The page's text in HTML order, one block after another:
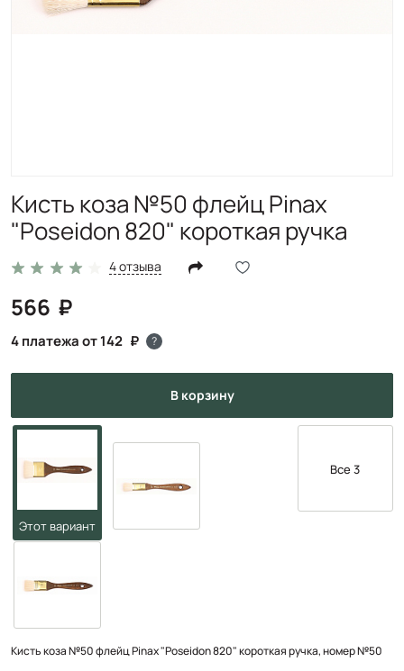
Кисть коза №50 флейц Pinax
"Poseidon 820" короткая ручка
4 отзыва
566
4 платежа от 142 ?
в корзину
Все 3
Кисть коза №50 флейц Pinax "Poseidon 820" короткая ручка, номер №50